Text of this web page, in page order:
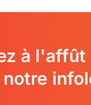
à
notre